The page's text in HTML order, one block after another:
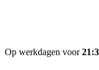
Op werkdagen voor